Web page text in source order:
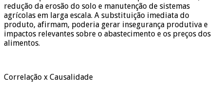
redução da erosão do solo e manutenção de sistemas
agrícolas em larga escala. A substituição imediata do
produto, afirmam, poderia gerar insegurança produtiva e
impactos relevantes sobre o abastecimento e os preços dos
alimentos.
Correlação x Causalidade